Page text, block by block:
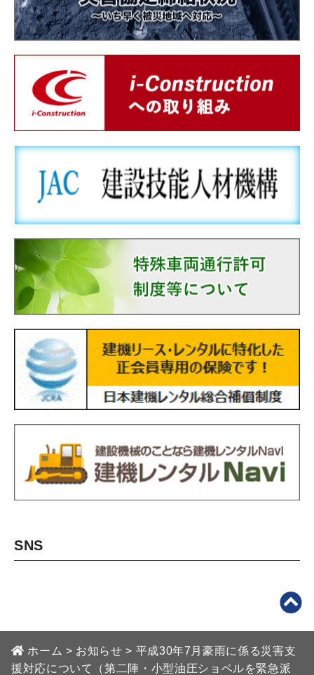
SNS
ホーム > お知らせ > 平成30年7月豪雨に係る災害支
援対応について（第二陣・小型油圧ショベルを緊急派